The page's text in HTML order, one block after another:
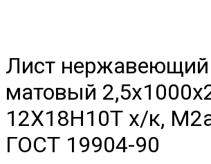
Лист нержавеющий
матовый
12Х18Н10Т х/к,
ГОСТ 19904-90